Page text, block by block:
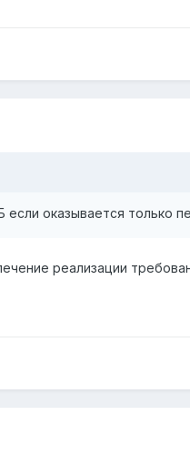
оказывается только
реализации